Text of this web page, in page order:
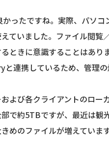
ったですね。実際、パソコ
ていました。ファイル閲覧
ときに意識することはあり
連携しているため、管理の
よび各クライアントのロー
で約5TBですが、最近は観
めのファイルが増えています